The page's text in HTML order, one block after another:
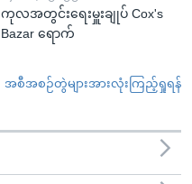
ကုလအတွင်းရေးမှူးချုပ် Cox's
Bazar ရောက်
အစီအစဉ်တွဲများအားလုံးကြည့်ရှုရန်